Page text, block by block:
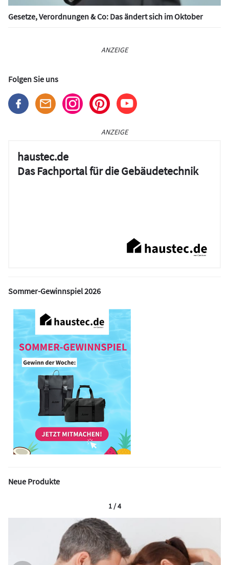
Gesetze, Verordnungen & Co: Das ändert sich im Oktober
ANZEIGE
Folgen Sie uns
ANZEIGE
haustec.de
Das Fachportal für die Gebäudetechnik
Sommer-Gewinnspiel 2026
Neue Produkte
1 / 4